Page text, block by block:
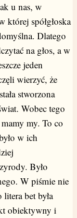
u nas, w
której spółgłoska
Dlatego
na głos, a w
jeden
wierzyć, że
stworzona
Wobec tego
my. To co
w ich
Było
W piśmie nie
bet była
obiektywny i